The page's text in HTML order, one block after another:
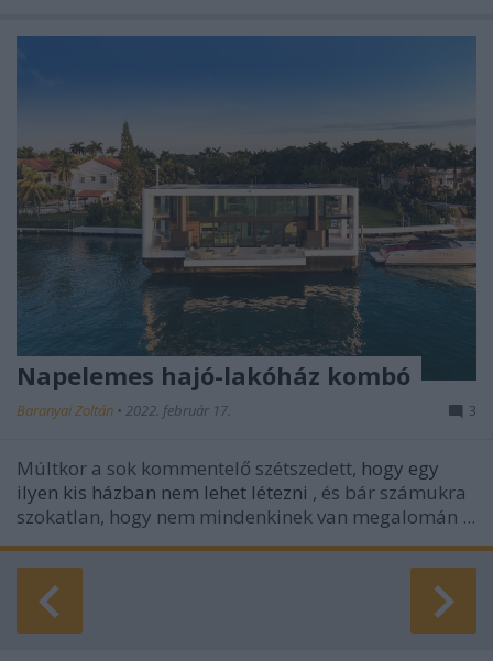
Napelemes hajó-lakóház kombó
Baranyai Zoltán • 2022. február 17. 3
Múltkor a sok kommentelő szétszedett, hogy egy
ilyen kis házban nem lehet létezni , és bár számukra
szokatlan, hogy nem mindenkinek van megalomán ...